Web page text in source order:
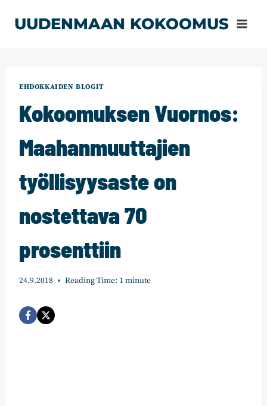
sisältöön
UUDENMAAN KOKOOMUS
EHDOKKAIDEN BLOGIT
Kokoomuksen Vuornos:
Maahanmuuttajien
työllisyysaste on
nostettava 70
prosenttiin
24.9.2018 Reading Time: 1 minute